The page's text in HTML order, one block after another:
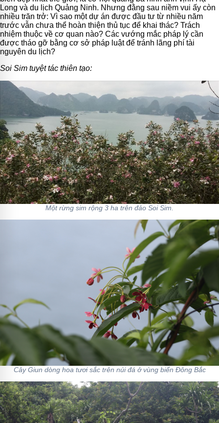
Long và du lịch Quảng Ninh. Nhưng đằng sau niềm vui ấy còn
nhiều trăn trở: Vì sao một dự án được đầu tư từ nhiều năm
trước vẫn chưa thể hoàn thiện thủ tục để khai thác? Trách
nhiệm thuộc về cơ quan nào? Các vướng mắc pháp lý cần
được tháo gỡ bằng cơ sở pháp luật để tránh lãng phí tài
nguyên du lịch?
Soi Sim tuyệt tác thiên tạo:
Một rừng sim rộng 3 ha trên đảo Soi Sim.
Cây Giun dòng hoa tươi sắc trên núi đá ở vùng biển Đông Bắc